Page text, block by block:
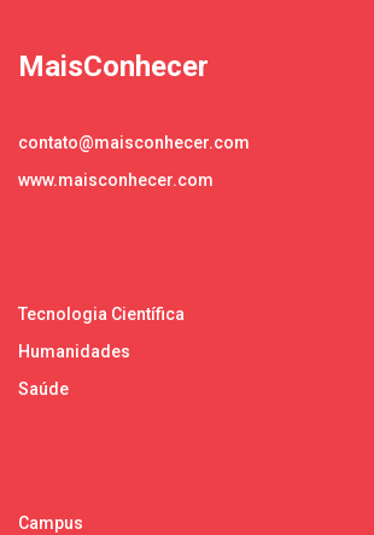
MaisConhecer
contato@maisconhecer.com
www.maisconhecer.com
Tecnologia Científica
Humanidades
Saúde
Campus